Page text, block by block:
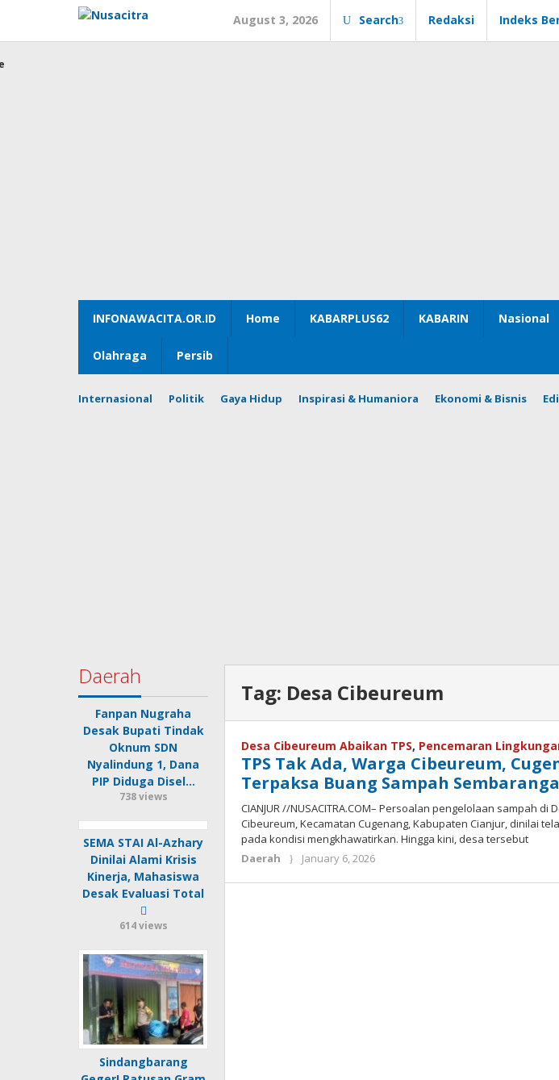
content
August 3, 2026 Search Redaksi Indeks
INFONAWACITA.OR.ID Home KABARPLUS62 KABARIN Nasional
Olahraga Persib
Internasional Politik Gaya Hidup Inspirasi & Humaniora Ekonomi & Bisnis
Daerah
Fanpan Nugraha
Desak Bupati Tindak
Oknum SDN
Nyalindung 1, Dana
PIP Diduga Disel…
738 views
SEMA STAI Al-Azhary
Dinilai Alami Krisis
Kinerja, Mahasiswa
Desak Evaluasi Total
614 views
Sindangbarang
Tag: Desa Cibeureum
Desa Cibeureum Abaikan TPS, Pencemaran
TPS Tak Ada, Warga Cibeureum,
Terpaksa Buang Sampah
CIANJUR //NUSACITRA.COM– Persoalan pengelolaan sampah di
Cibeureum, Kecamatan Cugenang, Kabupaten Cianjur, dinilai
pada kondisi mengkhawatirkan. Hingga kini, desa tersebut
Daerah
January 6, 2026